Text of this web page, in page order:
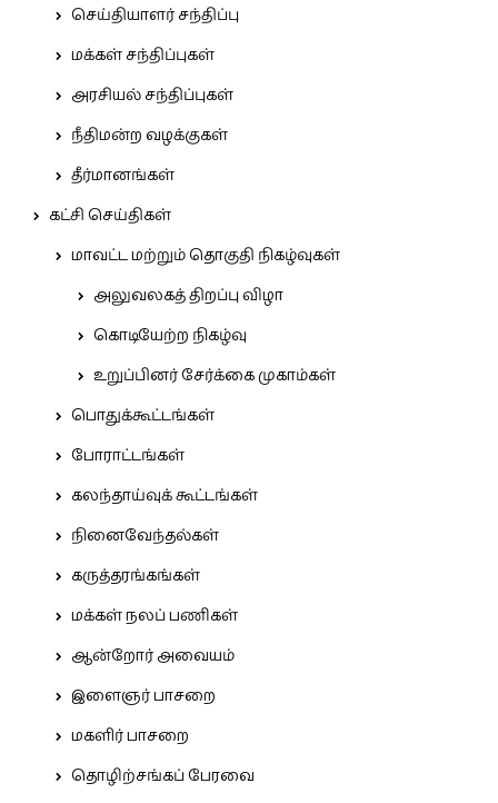
செய்தியாளர் சந்திப்பு
மக்கள் சந்திப்புகள்
அரசியல் சந்திப்புகள்
நீதிமன்ற வழக்குகள்
தீர்மானங்கள்
கட்சி செய்திகள்
மாவட்ட மற்றும் தொகுதி நிகழ்வுகள்
அலுவலகத் திறப்பு விழா
கொடியேற்ற நிகழ்வு
உறுப்பினர் சேர்க்கை முகாம்கள்
பொதுக்கூட்டங்கள்
போராட்டங்கள்
கலந்தாய்வுக் கூட்டங்கள்
நினைவேந்தல்கள்
கருத்தரங்கங்கள்
மக்கள் நலப் பணிகள்
ஆன்றோர் அவையம்
இளைஞர் பாசறை
மகளிர் பாசறை
தொழிற்சங்கப் பேரவை